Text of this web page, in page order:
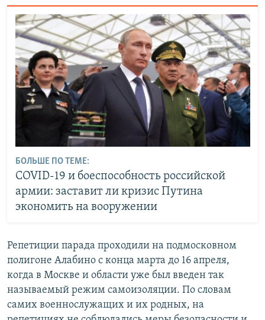
БОЛЬШЕ ПО ТЕМЕ:
COVID-19 и боеспособность российской
армии: заставит ли кризис Путина
экономить на вооружении
Репетиции парада проходили на подмосковном
полигоне Алабино с конца марта до 16 апреля,
когда в Москве и области уже был введен так
называемый режим самоизоляции. По словам
самих военнослужащих и их родных, на